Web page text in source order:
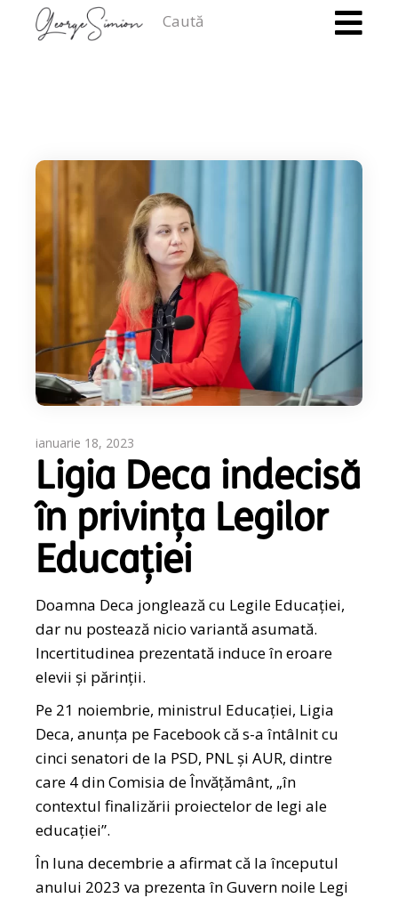
ianuarie 18, 2023
Ligia Deca indecisă
în privința Legilor
Educației
Doamna Deca jonglează cu Legile Educației,
dar nu postează nicio variantă asumată.
Incertitudinea prezentată induce în eroare
elevii și părinții.
Pe 21 noiembrie, ministrul Educației, Ligia
Deca, anunța pe Facebook că s-a întâlnit cu
cinci senatori de la PSD, PNL și AUR, dintre
care 4 din Comisia de Învățământ, „în
contextul finalizării proiectelor de legi ale
educației”.
În luna decembrie a afirmat că la începutul
anului 2023 va prezenta în Guvern noile Legi